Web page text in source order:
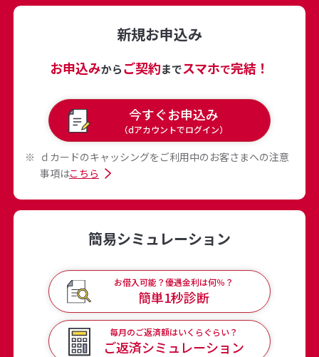
新規お申込み
お申込みからご契約までスマホで完結！
今すぐお申込み
（dアカウントでログイン）
ｄカードのキャッシングをご利用中のお客さまへの注意
事項はこちら
簡易シミュレーション
お借入可能？優遇金利は何％？
簡単1秒診断
毎月のご返済額はいくらぐらい？
ご返済シミュレーション